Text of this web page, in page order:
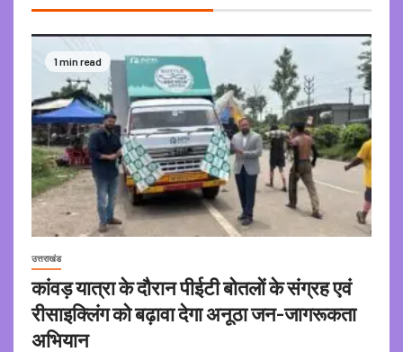
1 min read
उत्तराखंड
कांवड़ यात्रा के दौरान पीईटी बोतलों के संग्रह एवं
रीसाइक्लिंग को बढ़ावा देगा अनूठा जन-जागरूकता
अभियान